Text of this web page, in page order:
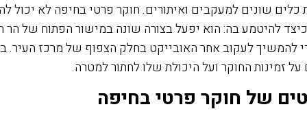
שונים למעקבים ואיתורים. חוקר פרטי בחיפה לא יכול
להיטמע בה: הוא יפעל בצורה שונה במישור הפתוח של הר
להמשיך לעקוב אחר האובייקט בחלק הצפוף של מרכז העיר.
זמינות החוקר ועל היכולת שלו לחתור למטרה.
של חוקר פרטי בחיפה